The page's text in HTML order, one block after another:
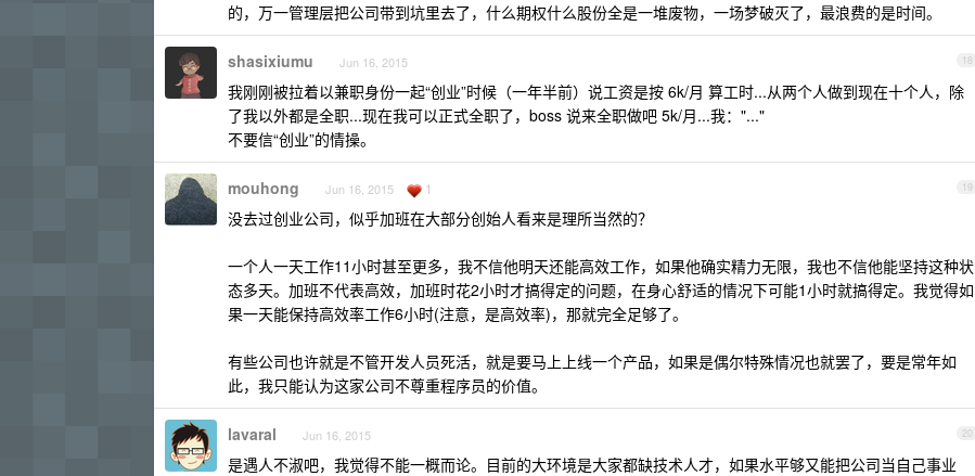
的，万一管理层把公司带到坑里去了，什么期权什么股份全是一堆废物，一场梦破灭了，最浪费的是时间。
18
shasixiumu Jun 16, 2015
我刚刚被拉着以兼职身份一起“创业”时候（一年半前）说工资是按 6k/月 算工时...从两个人做到现在十个人，除
了我以外都是全职...现在我可以正式全职了，boss 说来全职做吧 5k/月...我："..."
不要信“创业”的情操。
19
mouhong Jun 16, 2015 1
没去过创业公司，似乎加班在大部分创始人看来是理所当然的？
一个人一天工作11小时甚至更多，我不信他明天还能高效工作，如果他确实精力无限，我也不信他能坚持这种状
态多天。加班不代表高效，加班时花2小时才搞得定的问题，在身心舒适的情况下可能1小时就搞得定。我觉得如
果一天能保持高效率工作6小时(注意，是高效率)，那就完全足够了。
有些公司也许就是不管开发人员死活，就是要马上上线一个产品，如果是偶尔特殊情况也就罢了，要是常年如
此，我只能认为这家公司不尊重程序员的价值。
20
lavaral Jun 16, 2015
是遇人不淑吧，我觉得不能一概而论。目前的大环境是大家都缺技术人才，如果水平够又能把公司当自己事业